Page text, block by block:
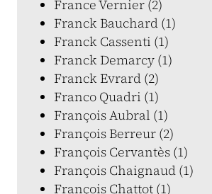
France Vernier (2)
Franck Bauchard (1)
Franck Cassenti (1)
Franck Demarcy (1)
Franck Evrard (2)
Franco Quadri (1)
François Aubral (1)
François Berreur (2)
François Cervantès (1)
François Chaignaud (1)
François Chattot (1)